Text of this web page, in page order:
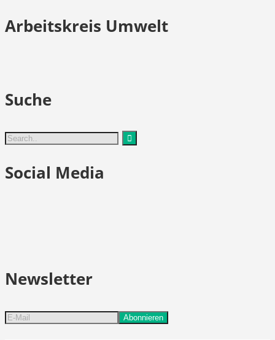
Arbeitskreis Umwelt
Suche
Social Media
Newsletter